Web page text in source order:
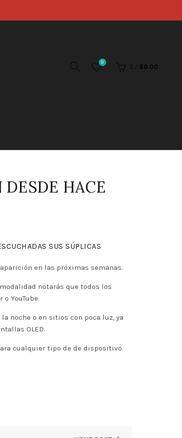
0
0 / $0.00
HACE
SUS SÚPLICAS
en las próximas semanas.
notarás que todos los
YouTube.
noche o en sitios con poca luz, ya
OLED.
cualquier tipo de de dispositivo.